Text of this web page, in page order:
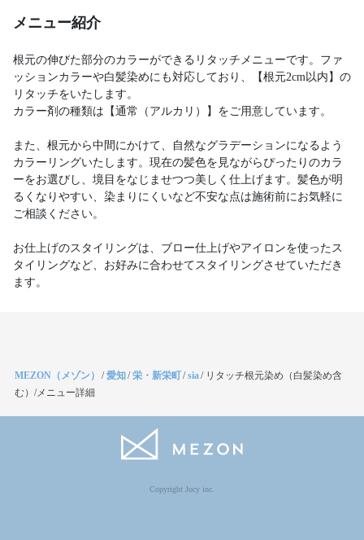
メニュー紹介
根元の伸びた部分のカラーができるリタッチメニューです。ファ
ッションカラーや白髪染めにも対応しており、【根元2cm以内】の
リタッチをいたします。
カラー剤の種類は【通常（アルカリ）】をご用意しています。
また、根元から中間にかけて、自然なグラデーションになるよう
カラーリングいたします。現在の髪色を見ながらぴったりのカラ
ーをお選びし、境目をなじませつつ美しく仕上げます。髪色が明
るくなりやすい、染まりにくいなど不安な点は施術前にお気軽に
ご相談ください。
お仕上げのスタイリングは、ブロー仕上げやアイロンを使ったス
タイリングなど、お好みに合わせてスタイリングさせていただき
ます。
MEZON（メゾン） /愛知/栄・新栄町/sia/ リタッチ根元染め（白髪染め含
む）/メニュー詳細
Copyright Jocy inc.